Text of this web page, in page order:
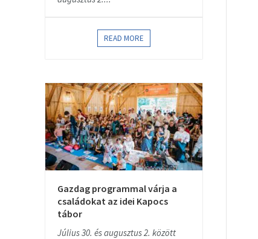
READ MORE
Gazdag programmal várja a
családokat az idei Kapocs
tábor
Július 30. és augusztus 2. között